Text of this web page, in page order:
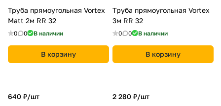
Труба прямоугольная Vortex
Matt 2м RR 32
0 0 В наличии
В корзину
Труба прямоугольная Vortex
3м RR 32
0 0 В наличии
В корзину
640 ₽/шт
2 280 ₽/шт